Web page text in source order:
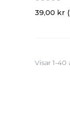
Pris
39,00 kr
Visar 1-